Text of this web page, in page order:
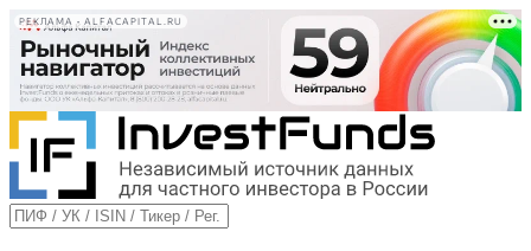
РЕКЛАМА • ALFACAPITAL.RU